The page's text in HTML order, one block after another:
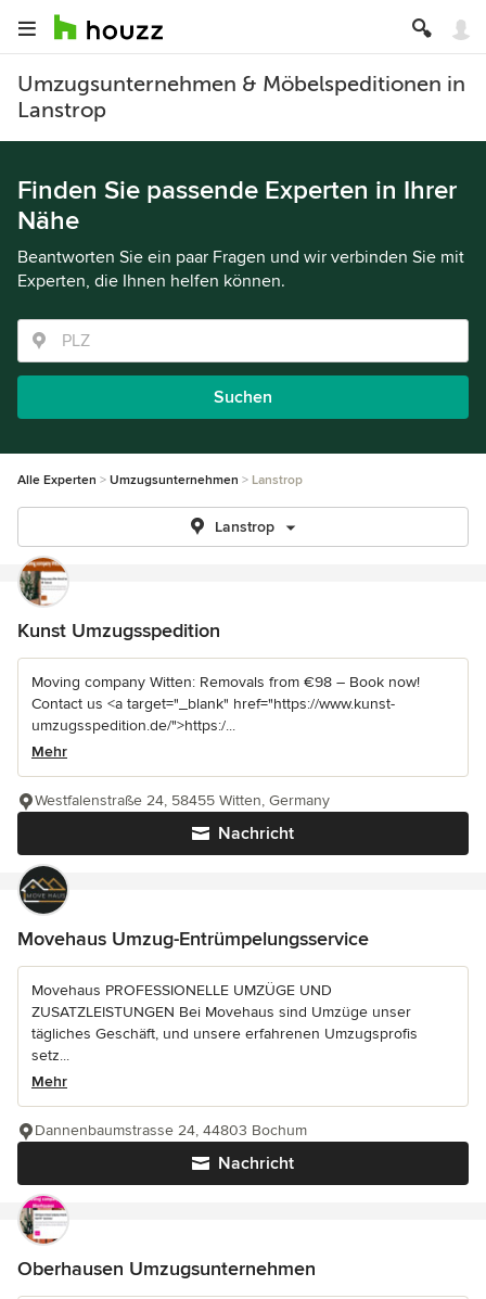
Umzugsunternehmen & Möbelspeditionen in
Lanstrop
Finden Sie passende Experten in Ihrer
Nähe
Beantworten Sie ein paar Fragen und wir verbinden Sie mit
Experten, die Ihnen helfen können.
Suchen
Alle Experten Umzugsunternehmen Lanstrop
Lanstrop
Kunst Umzugsspedition
Moving company Witten: Removals from €98 – Book now!
Contact us <a target="_blank" href="https://www.kunst-
umzugsspedition.de/">https:/...
Mehr
Nachricht
Westfalenstraße 24, 58455 Witten, Germany
Movehaus Umzug-Entrümpelungsservice
Movehaus PROFESSIONELLE UMZÜGE UND
ZUSATZLEISTUNGEN Bei Movehaus sind Umzüge unser
tägliches Geschäft, und unsere erfahrenen Umzugsprofis
setz...
Mehr
Nachricht
Dannenbaumstrasse 24, 44803 Bochum
Oberhausen Umzugsunternehmen